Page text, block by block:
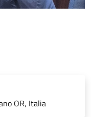
OR, Italia